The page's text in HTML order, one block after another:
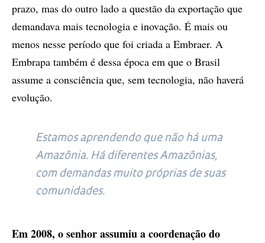
prazo, mas do outro lado a questão da exportação que
demandava mais tecnologia e inovação. É mais ou
menos nesse período que foi criada a Embraer. A
Embrapa também é dessa época em que o Brasil
assume a consciência que, sem tecnologia, não haverá
evolução.
Estamos aprendendo que não há uma
Amazônia. Há diferentes Amazônias,
com demandas muito próprias de suas
comunidades.
Em 2008, o senhor assumiu a coordenação do